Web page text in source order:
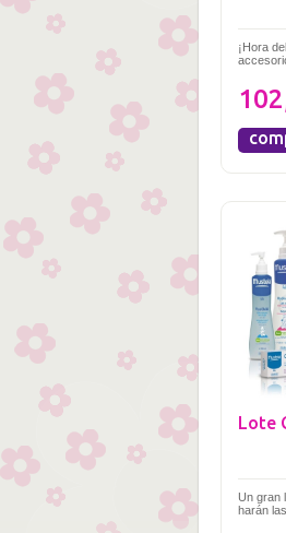
¡Hora
Lote
Un gran
harán